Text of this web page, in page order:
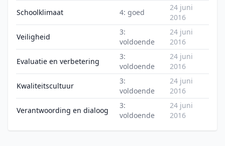
Schoolklimaat 4: goed
24 juni
2016
Veiligheid
3:
voldoende
24 juni
2016
Evaluatie en verbetering
3:
voldoende
24 juni
2016
Kwaliteitscultuur
3:
voldoende
24 juni
2016
Verantwoording en dialoog
3:
voldoende
24 juni
2016